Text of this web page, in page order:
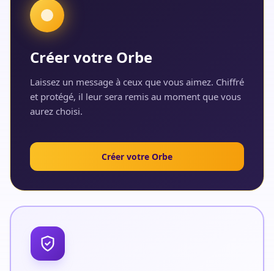
Créer votre Orbe
Laissez un message à ceux que vous aimez. Chiffré
et protégé, il leur sera remis au moment que vous
aurez choisi.
Créer votre Orbe